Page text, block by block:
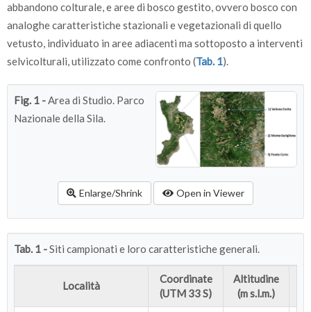
abbandono colturale, e aree di bosco gestito, ovvero bosco con
analoghe caratteristiche stazionali e vegetazionali di quello
vetusto, individuato in aree adiacenti ma sottoposto a interventi
selvicolturali, utilizzato come confronto (Tab. 1).
Fig. 1 -Area di Studio. Parco
Nazionale della Sila.
Enlarge/Shrink Open in Viewer
Tab. 1 -Siti campionati e loro caratteristiche generali.
Località
Coordinate
(UTM 33 S)
Altitudine
(m s.l.m.)